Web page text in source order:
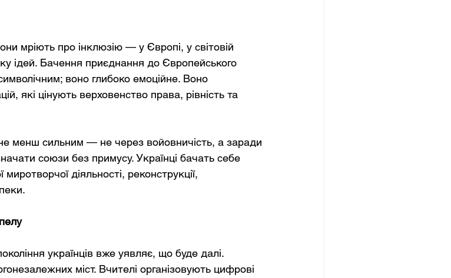
мріють про інклюзію — у Європі, у світовій
ідей. Бачення приєднання до Європейського
воно глибоко емоційне. Воно
які цінують верховенство права, рівність та
менш сильним — не через войовничість, а заради
союзи без примусу. Українці бачать себе
діяльності, реконструкції,
українців вже уявляє, що буде далі.
міст. Вчителі організовують цифрові